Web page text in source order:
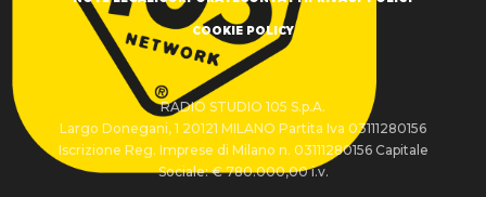
COOKIE POLICY
RADIO STUDIO 105 S.p.A.
Largo Donegani, 1 20121 MILANO Partita Iva 03111280156
Iscrizione Reg. Imprese di Milano n. 03111280156 Capitale
Sociale: € 780.000,00 i.v.